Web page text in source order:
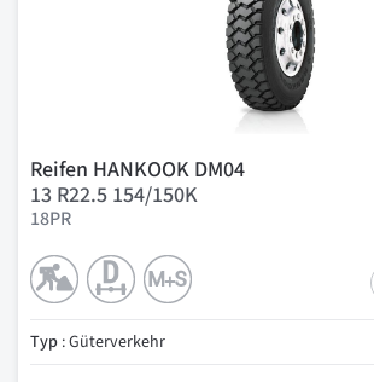
Reifen HANKOOK DM04
13 R22.5 154/150K
18PR
Typ : Güterverkehr